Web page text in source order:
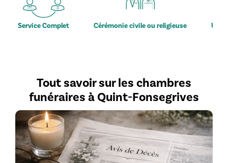
pour vous offrir une sérénité totale. Implantés à
Quint-Fonsegrives, nous nous déplaçons
rapidement dans toute la Haute-Garonne pour
Complet Cérémonie civile ou religieuse Un
Tout savoir sur les chambres
funéraires à Quint-Fonsegrives